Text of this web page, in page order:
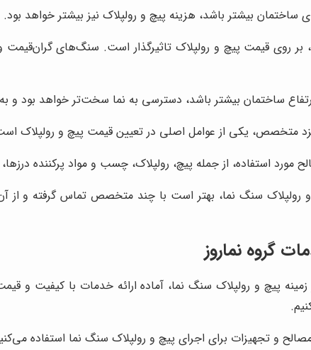
ساختمان بیشتر باشد، هزینه پیچ و رولپلاک نیز بیشتر خواهد بود.
بر روی قیمت پیچ و رولپلاک تاثیرگذار است. سنگ‌های
ساختمان بیشتر باشد، دسترسی به نما سخت‌تر خواهد بود و
متخصص، یکی از عوامل اصلی در تعیین قیمت پیچ و رولپلاک
مورد استفاده، از جمله پیچ، رولپلاک، چسب و مواد پرکننده
و رولپلاک سنگ نما، بهتر است با چند متخصص تماس گرفته و از
گروه نماروز
زمینه پیچ و رولپلاک سنگ نما، آماده ارائه خدمات با کیفیت
مصالح و تجهیزات برای اجرای پیچ و رولپلاک سنگ نما استفاده